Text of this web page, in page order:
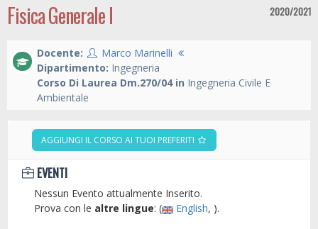
Fisica Generale I 2020/2021
Docente:
Marco Marinelli
Dipartimento: Ingegneria
Corso Di Laurea Dm.270/04 in Ingegneria Civile E
Ambientale
AGGIUNGI IL CORSO AI TUOI PREFERITI
EVENTI
Nessun Evento attualmente Inserito.
Prova con le altre lingue: ( English, ).